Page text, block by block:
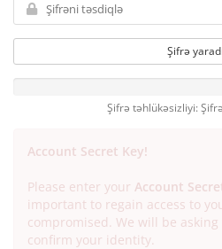
Şifrə
Şifrə təhlükəsizliyi:
Account Secret Key!
Please enter your Account
important to regain access to
compromised. We will be
confirm your identity.